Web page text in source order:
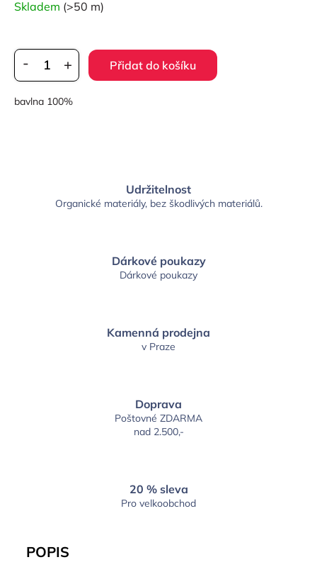
Skladem (>50 m)
Přidat do košíku
bavlna 100%
Udržitelnost
Organické materiály, bez škodlivých materiálů.
Dárkové poukazy
Dárkové poukazy
Kamenná prodejna
v Praze
Doprava
Poštovné ZDARMA
nad 2.500,-
20 % sleva
Pro velkoobchod
POPIS